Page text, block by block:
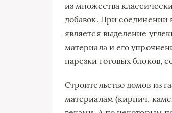
из множества
добавок. При соединении
является выделение
материала и его
нарезки готовых блоков,
Строительство домов из
материалам (кирпич,